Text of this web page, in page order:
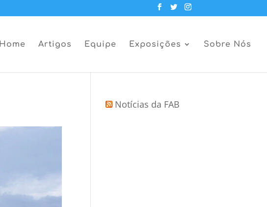
Home Artigos Equipe Exposições Sobre Nós
Notícias da FAB